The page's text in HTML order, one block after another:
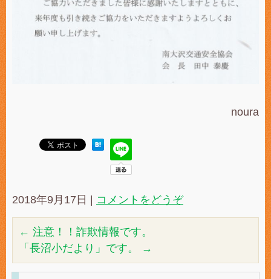
noura
2018年9月17日 コメントをどうぞ
← 注意！！詐欺情報です。
「長沼小だより」です。
→